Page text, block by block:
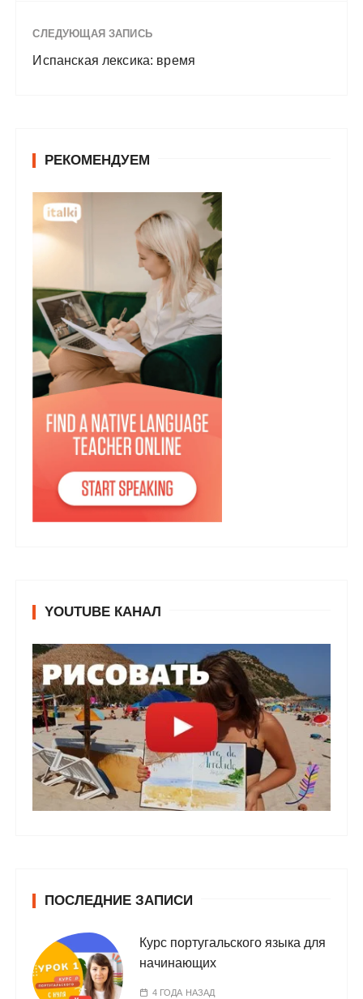
СЛЕДУЮЩАЯ ЗАПИСЬ
Испанская лексика: время
РЕКОМЕНДУЕМ
YOUTUBE КАНАЛ
ПОСЛЕДНИЕ ЗАПИСИ
Курс португальского языка для
начинающих
4 ГОДА НАЗАД